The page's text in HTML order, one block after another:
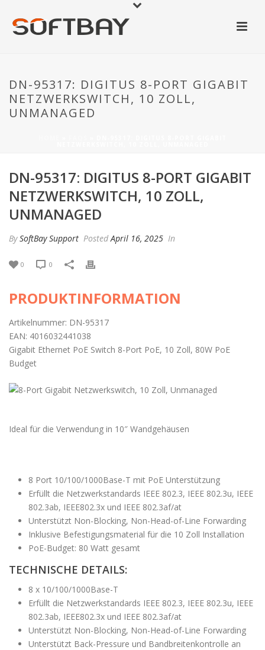
DN-95317: DIGITUS 8-PORT GIGABIT
NETZWERKSWITCH, 10 ZOLL,
UNMANAGED
DN-95317: DIGITUS 8-PORT GIGABIT
NETZWERKSWITCH, 10 ZOLL,
UNMANAGED
BySoftBay Support PostedApril 16, 2025 In
0 0
PRODUKTINFORMATION
Artikelnummer: DN-95317
EAN: 4016032441038
Gigabit Ethernet PoE Switch 8-Port PoE, 10 Zoll, 80W PoE
Budget
Ideal für die Verwendung in 10″ Wandgehäusen
8 Port 10/100/1000Base-T mit PoE Unterstützung
Erfüllt die Netzwerkstandards IEEE 802.3, IEEE 802.3u, IEEE
802.3ab, IEEE802.3x und IEEE 802.3af/at
Unterstützt Non-Blocking, Non-Head-of-Line Forwarding
Inklusive Befestigungsmaterial für die 10 Zoll Installation
PoE-Budget: 80 Watt gesamt
TECHNISCHE DETAILS:
8 x 10/100/1000Base-T
Erfüllt die Netzwerkstandards IEEE 802.3, IEEE 802.3u, IEEE
802.3ab, IEEE802.3x und IEEE 802.3af/at
Unterstützt Non-Blocking, Non-Head-of-Line Forwarding
Unterstützt Back-Pressure und Bandbreitenkontrolle an